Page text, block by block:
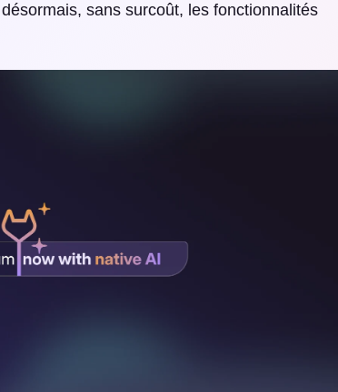
sans surcoût, les fonctionnalités